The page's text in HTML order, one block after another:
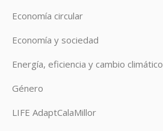
Economía circular
Economía y sociedad
Energía, eficiencia y cambio climático
Género
LIFE AdaptCalaMillor